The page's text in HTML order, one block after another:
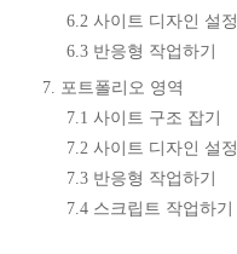
6.2 사이트 디자인 설정
6.3 반응형 작업하기
7. 포트폴리오 영역
7.1 사이트 구조 잡기
7.2 사이트 디자인 설정
7.3 반응형 작업하기
7.4 스크립트 작업하기